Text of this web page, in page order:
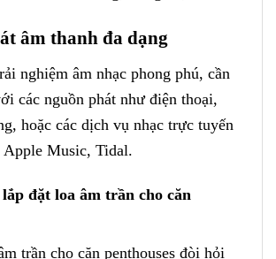
âm thanh đa dạng
nghiệm âm nhạc phong phú, cần
các nguồn phát như điện thoại,
hoặc các dịch vụ nhạc trực tuyến
Music, Tidal.
đặt loa âm trần cho căn
trần cho căn penthouses đòi hỏi